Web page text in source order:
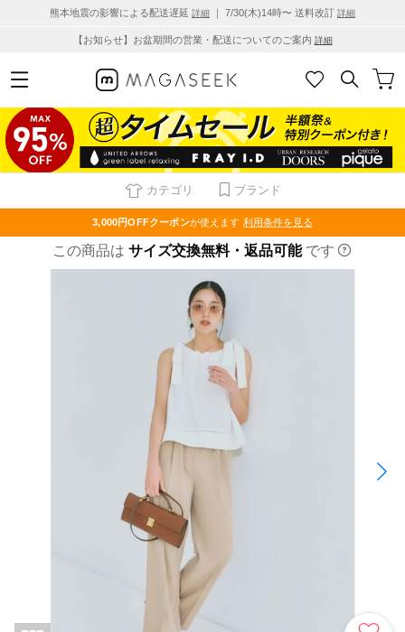
熊本地震の影響による配送遅延 詳細 ｜ 7/30(木)14時〜 送料改訂 詳細
【お知らせ】お盆期間の営業・配送についてのご案内 詳細
カテゴリ ブランド
3,000円OFFクーポンが使えます 利用条件を見る
この商品は サイズ交換無料・返品可能 です